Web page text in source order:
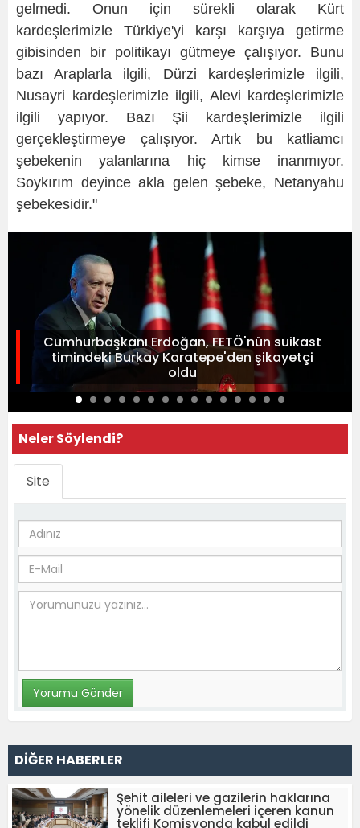
gelmedi. Onun için sürekli olarak Kürt
kardeşlerimizle Türkiye'yi karşı karşıya getirme
gibisinden bir politikayı gütmeye çalışıyor. Bunu
bazı Araplarla ilgili, Dürzi kardeşlerimizle ilgili,
Nusayri kardeşlerimizle ilgili, Alevi kardeşlerimizle
ilgili yapıyor. Bazı Şii kardeşlerimizle ilgili
gerçekleştirmeye çalışıyor. Artık bu katliamcı
şebekenin yalanlarına hiç kimse inanmıyor.
Soykırım deyince akla gelen şebeke, Netanyahu
şebekesidir."
Cumhurbaşkanı Erdoğan, FETÖ'nün suikast
timindeki Burkay Karatepe'den şikayetçi
oldu
Neler Söylendi?
Site
DİĞER HABERLER
Şehit aileleri ve gazilerin haklarına
yönelik düzenlemeleri içeren kanun
teklifi Komisyonda kabul edildi